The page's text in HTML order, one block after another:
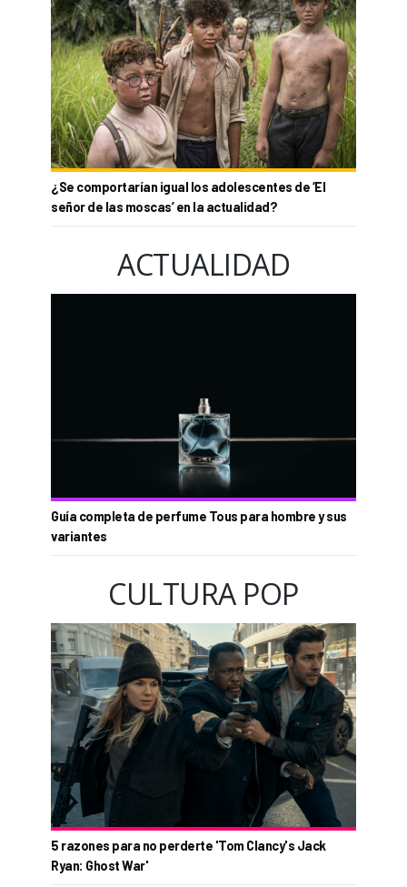
¿Se comportarían igual los adolescentes de ‘El
señor de las moscas’ en la actualidad?
ACTUALIDAD
Guía completa de perfume Tous para hombre y sus
variantes
CULTURA POP
5 razones para no perderte 'Tom Clancy's Jack
Ryan: Ghost War'